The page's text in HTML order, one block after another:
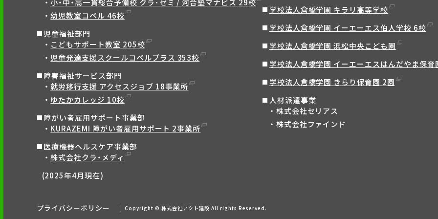
小・中・高一貫総合予備校 クラ･ゼミ / 河合塾マナビス 29校
幼児教室コペル 46校
児童福祉部門
こどもサポート教室 205校
児童発達支援スクールコペルプラス 353校
障害福祉サービス部門
就労移行支援 アクセスジョブ 18事業所
ゆたかカレッジ 10校
障がい者雇用サポート事業部
KURAZEMI 障がい者雇用サポート 2事業所
医療機器ヘルスケア事業部
株式会社クラ・メディ
(2025年4月現在)
学校法人倉橋学園 キラリ高等学校
学校法人倉橋学園 イーエーエス伯人学校 6校
学校法人倉橋学園 浜松中央こども園
学校法人倉橋学園 イーエーエスはんだやま保育
学校法人倉橋学園 きらり保育園 2園
人材派遣事業
株式会社セリアス
株式会社ファインド
プライバシーポリシー Copyright © 株式会社アクト建設 All rights Reserved.